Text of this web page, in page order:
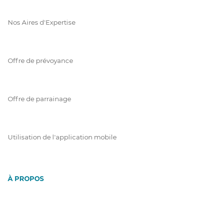
Nos Aires d'Expertise
Offre de prévoyance
Offre de parrainage
Utilisation de l'application mobile
À PROPOS